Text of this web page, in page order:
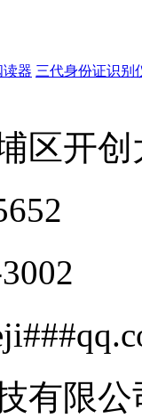
读器 三代身份证识别
区开创
有限